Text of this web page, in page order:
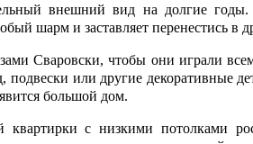
внешний вид на долгие
шарм и заставляет перенестись в
Сваровски, чтобы они играли
или другие декоративные
большой дом.
с низкими потолками